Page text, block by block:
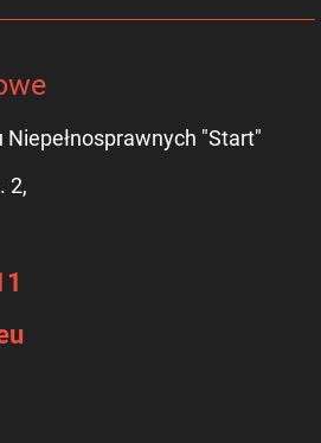
"Start"
2,